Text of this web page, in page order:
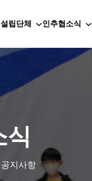
설립단체 인추협소식
식
지사항